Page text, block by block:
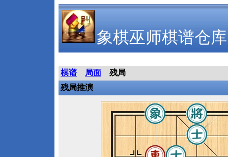
象棋巫师棋谱仓库
棋谱 局面
残局
残局推演